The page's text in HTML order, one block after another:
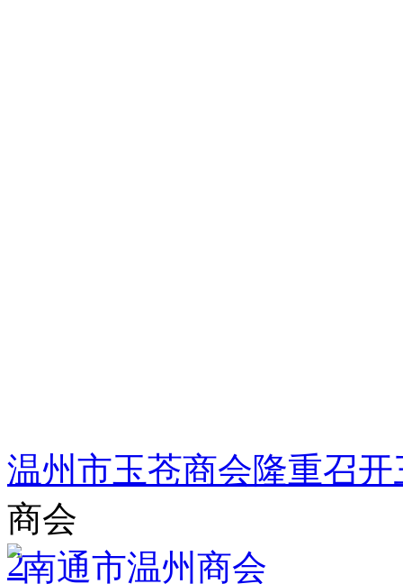
温州市玉苍商会隆重召
商会
2